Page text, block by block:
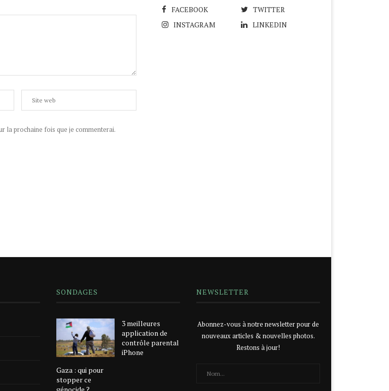
la prochaine fois que je commenterai.
FACEBOOK
TWITTER
INSTAGRAM
LINKEDIN
SONDAGES
Gaza : qui pour
stopper ce
3 meilleures
application de
contrôle parental
iPhone
NEWSLETTER
Abonnez-vous à notre newsletter pour de
nouveaux articles & nouvelles photos.
Restons à jour!